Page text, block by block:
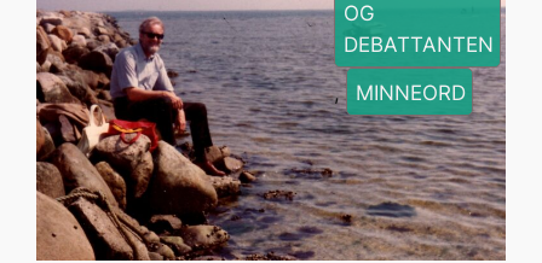
OG
DEBATTANTEN
, MINNEORD